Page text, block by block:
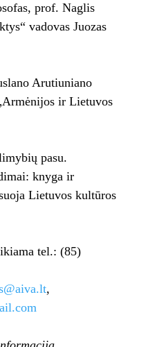
prof. Naglis
vadovas Juozas
Arutiuniano
ir Lietuvos
pasu.
knyga ir
Lietuvos kultūros
tel.: (85)
,